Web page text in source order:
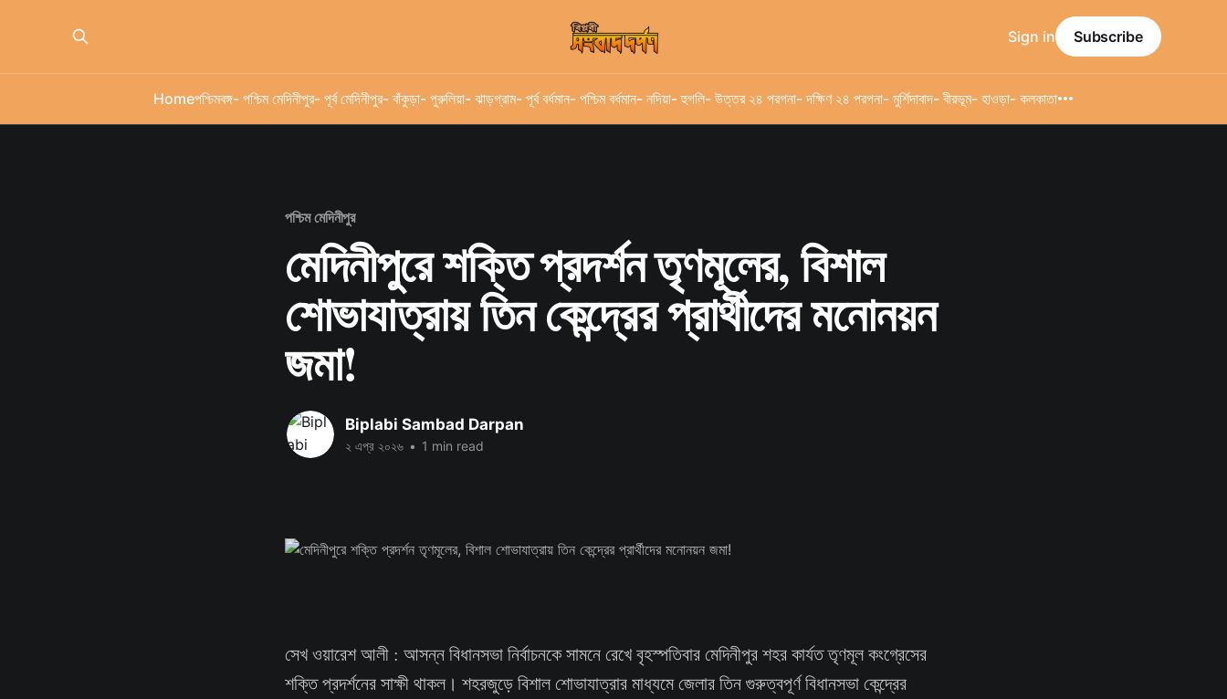
Homeপশ্চিমবঙ্গ- পশ্চিম মেদিনীপুর- পূর্ব মেদিনীপুর- বাঁকুড়া- পুরুলিয়া- ঝাড়গ্রাম- পূর্ব বর্ধমান- পশ্চিম বর্ধমান- নদিয়া- হুগলি- উত্তর ২৪ পরগনা- দক্ষিণ ২৪ পরগনা- মুর্শিদাবাদ- বীরভূম- হাওড়া- কলকাতা
Sign in Subscribe
পশ্চিম মেদিনীপুর
মেদিনীপুরে শক্তি প্রদর্শন তৃণমূলের, বিশাল
শোভাযাত্রায় তিন কেন্দ্রের প্রার্থীদের মনোনয়ন
জমা!
Biplabi Sambad Darpan
২ এপ্র ২০২৬ • 1 min read
সেখ ওয়ারেশ আলী : আসন্ন বিধানসভা নির্বাচনকে সামনে রেখে বৃহস্পতিবার মেদিনীপুর শহর কার্যত তৃণমূল কংগ্রেসের
শক্তি প্রদর্শনের সাক্ষী থাকল। শহরজুড়ে বিশাল শোভাযাত্রার মাধ্যমে জেলার তিন গুরুত্বপূর্ণ বিধানসভা কেন্দ্রের